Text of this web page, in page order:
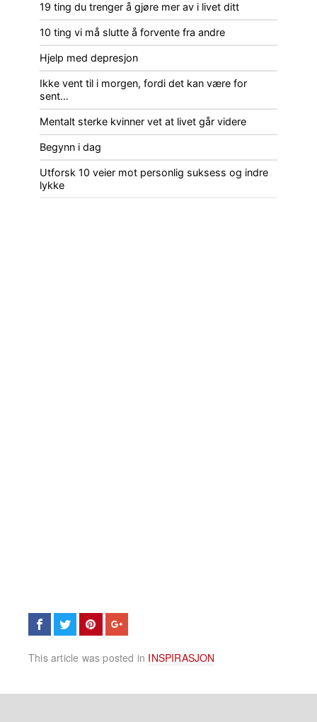
19 ting du trenger å gjøre mer av i livet ditt
10 ting vi må slutte å forvente fra andre
Hjelp med depresjon
Ikke vent til i morgen, fordi det kan være for
sent…
Mentalt sterke kvinner vet at livet går videre
Begynn i dag
Utforsk 10 veier mot personlig suksess og indre
lykke
This article was posted in INSPIRASJON